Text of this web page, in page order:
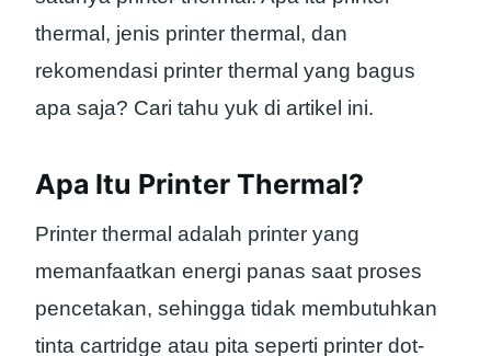
thermal, jenis printer thermal, dan
rekomendasi printer thermal yang bagus
apa saja? Cari tahu yuk di artikel ini.
Apa Itu Printer Thermal?
Printer thermal adalah printer yang
memanfaatkan energi panas saat proses
pencetakan, sehingga tidak membutuhkan
tinta cartridge atau pita seperti printer dot-